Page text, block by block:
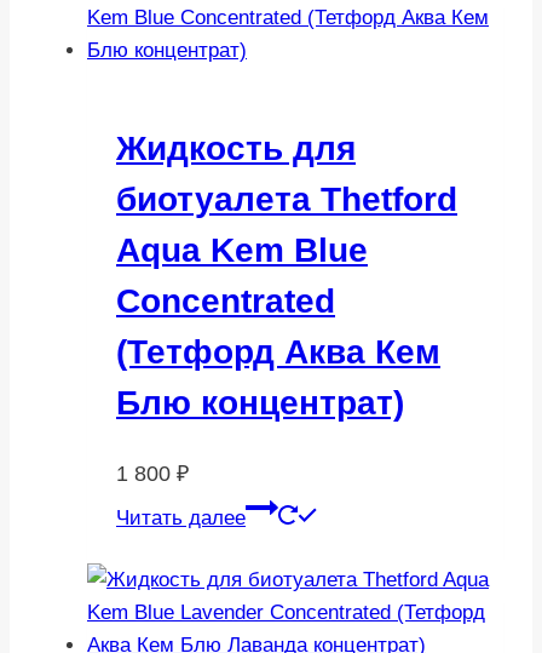
Жидкость для
биотуалета Thetford
Aqua Kem Blue
Concentrated
(Тетфорд Аква Кем
Блю концентрат)
1 800 ₽
Читать далее